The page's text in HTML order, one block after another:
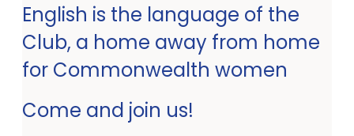
English is the language of the
Club, a home away from home
for Commonwealth women
Come and join us!